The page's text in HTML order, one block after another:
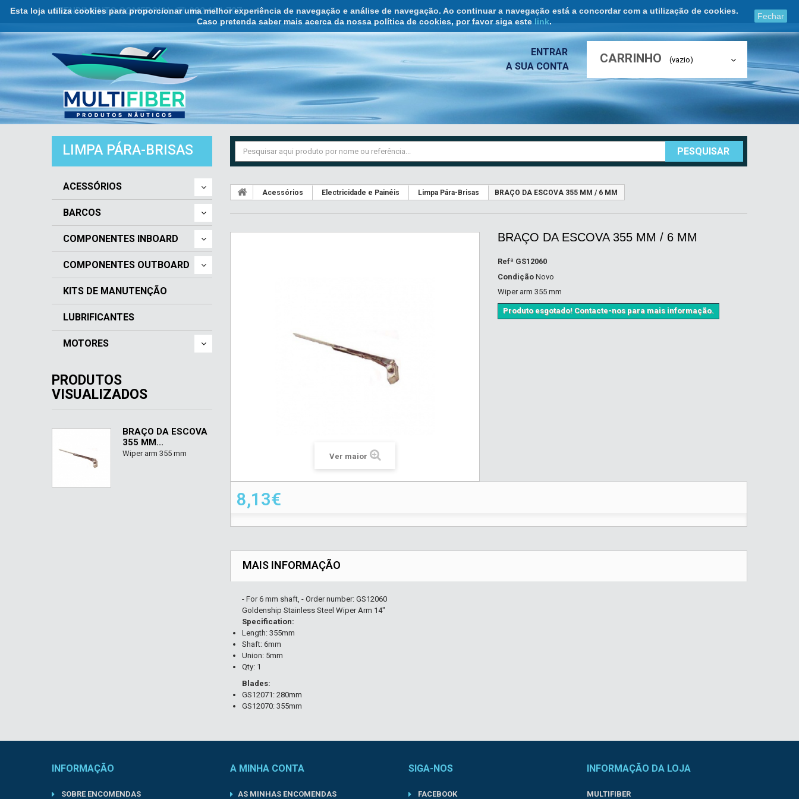
Esta loja utiliza cookies para proporcionar uma melhor experiência de navegação e análise de navegação. Ao continuar a navegação está a concordar com a utilização de cookies.
Caso pretenda saber mais acerca da nossa política de cookies, por favor siga este link.
Fechar
ATENDIMENTO COMERCIAL ☏ 932 121 707
CARRINHO (vazio)
ENTRAR
A SUA CONTA
PESQUISAR
LIMPA PÁRA-BRISAS
ACESSÓRIOS
BARCOS
COMPONENTES INBOARD
COMPONENTES OUTBOARD
KITS DE MANUTENÇÃO
LUBRIFICANTES
MOTORES
PRODUTOS
VISUALIZADOS
BRAÇO DA ESCOVA
355 MM...
Wiper arm 355 mm
Acessórios Electricidade e Painéis Limpa Pára-Brisas BRAÇO DA ESCOVA 355 MM / 6 MM
Ver maior
BRAÇO DA ESCOVA 355 MM / 6 MM
Refª GS12060
Condição Novo
Wiper arm 355 mm
Produto esgotado! Contacte-nos para mais informação.
8,13€
MAIS INFORMAÇÃO
- For 6 mm shaft, - Order number: GS12060
Goldenship Stainless Steel Wiper Arm 14"
Specification:
Length: 355mm
Shaft: 6mm
Union: 5mm
Qty: 1
Blades:
GS12071: 280mm
GS12070: 355mm
INFORMAÇÃO
SOBRE ENCOMENDAS
A MINHA CONTA
AS MINHAS ENCOMENDAS
SIGA-NOS
FACEBOOK
INFORMAÇÃO DA LOJA
MULTIFIBER